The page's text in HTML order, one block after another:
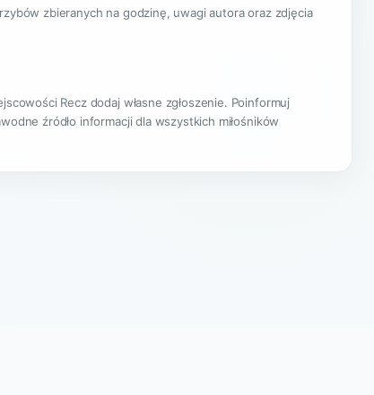
zbieranych na godzinę, uwagi autora oraz zdjęcia
Recz dodaj własne zgłoszenie. Poinformuj
źródło informacji dla wszystkich miłośników